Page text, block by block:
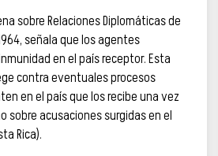
sobre Relaciones Diplomáticas de
señala que los agentes
en el país receptor. Esta
contra eventuales procesos
en el país que los recibe una vez
sobre acusaciones surgidas en el
Rica).